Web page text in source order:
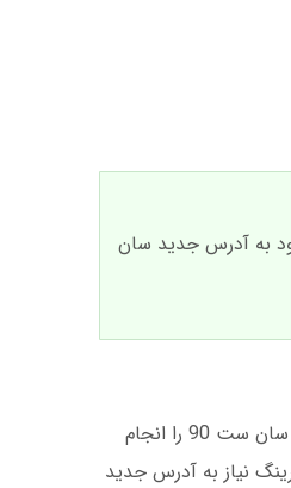
90 بدون فیلتر، و راهکارهای ورود به آدرس جدید سان
سان ست 90 یک سایت شرط بندی آنلاین است که در سال 1395 تاسیس شد. برای شروع، باید ثبت نام در سایت سان ست 90 را انجام
ورود به سایت سان ست 90 گاهی به دلیل فیلترینگ نیاز به آدرس جدید